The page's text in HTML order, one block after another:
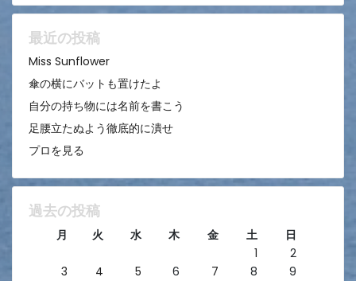
ョ
ン
最近の投稿
Miss Sunflower
傘の横にバットも置けたよ
自分の持ち物には名前を書こう
足腰立たぬよう徹底的に潰せ
プロを見る
過去の投稿
月 火 水 木 金 土
日
1
2
3
4 5 6 7 8
9